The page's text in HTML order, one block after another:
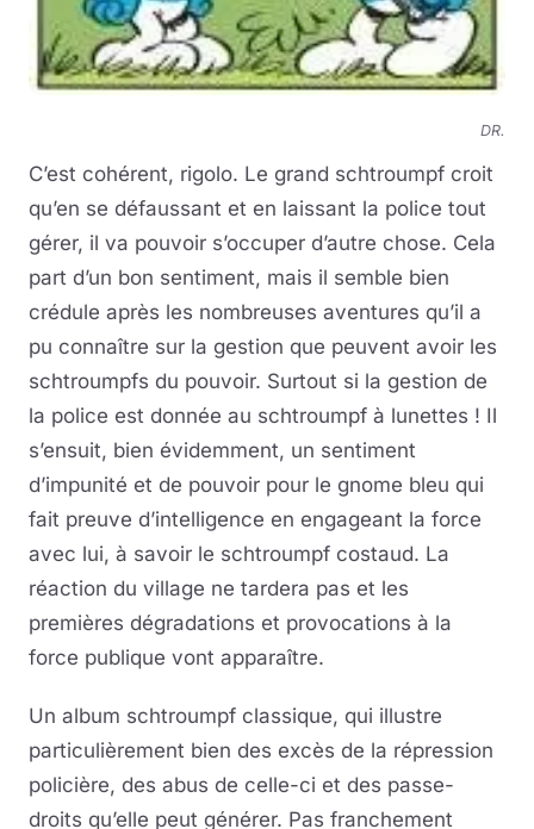
DR.
C’est cohérent, rigolo. Le grand schtroumpf croit
qu’en se défaussant et en laissant la police tout
gérer, il va pouvoir s’occuper d’autre chose. Cela
part d’un bon sentiment, mais il semble bien
crédule après les nombreuses aventures qu’il a
pu connaître sur la gestion que peuvent avoir les
schtroumpfs du pouvoir. Surtout si la gestion de
la police est donnée au schtroumpf à lunettes ! Il
s’ensuit, bien évidemment, un sentiment
d’impunité et de pouvoir pour le gnome bleu qui
fait preuve d’intelligence en engageant la force
avec lui, à savoir le schtroumpf costaud. La
réaction du village ne tardera pas et les
premières dégradations et provocations à la
force publique vont apparaître.
Un album schtroumpf classique, qui illustre
particulièrement bien des excès de la répression
policière, des abus de celle-ci et des passe-
droits qu’elle peut générer. Pas franchement